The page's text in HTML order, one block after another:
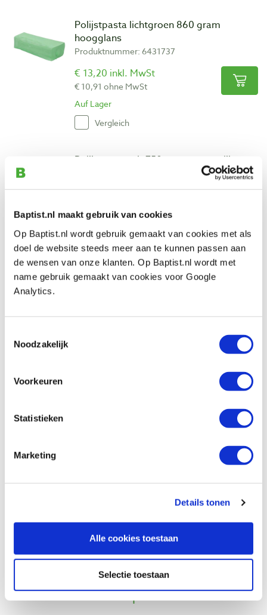
Baptist.nl maakt gebruik van cookies
Op Baptist.nl wordt gebruik gemaakt van cookies met als
doel de website steeds meer aan te kunnen passen aan
de wensen van onze klanten. Op Baptist.nl wordt met
name gebruik gemaakt van cookies voor Google
Analytics.
Noodzakelijk
Voorkeuren
Statistieken
Marketing
Details tonen
Alle cookies toestaan
Selectie toestaan
Polijstpasta lichtgroen 860 gram
hoogglans
Produktnummer: 6431737
€ 13,20 inkl. MwSt
€ 10,91 ohne MwSt
Auf Lager
Vergleich
Polijstpasta wit 750 gram voorpolijsten
€ 10,37 ohne MwSt
Vergleich
Polijstpasta vet donkergroen 900 gram
Polijstpasta blauw 1000 gram hoogglans
Auf Lager
Vorige
1
Volgende